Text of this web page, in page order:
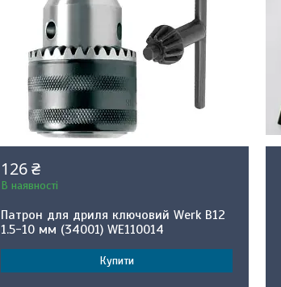
126 ₴
В наявності
Патрон для дриля ключовий Werk В12
1.5-10 мм (34001) WE110014
Купити